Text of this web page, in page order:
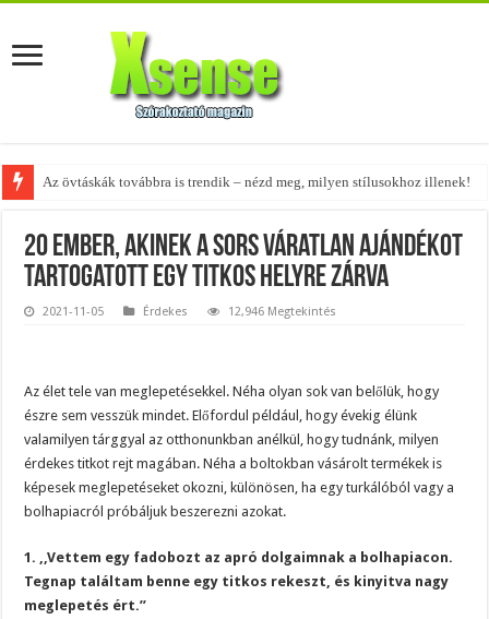
Az övtáskák továbbra is trendik – nézd meg, milyen stílusokhoz illenek!
A tökéletes táskák férfiaknak – fedezd fel az 5 legjobb fazont!
20 ember, akinek a sors váratlan ajándékot
tartogatott egy titkos helyre zárva
2021-11-05 Érdekes 12,946 Megtekintés
Az élet tele van meglepetésekkel. Néha olyan sok van belőlük, hogy
észre sem vesszük mindet. Előfordul például, hogy évekig élünk
valamilyen tárggyal az otthonunkban anélkül, hogy tudnánk, milyen
érdekes titkot rejt magában. Néha a boltokban vásárolt termékek is
képesek meglepetéseket okozni, különösen, ha egy turkálóból vagy a
bolhapiacról próbáljuk beszerezni azokat.
1. ,,Vettem egy fadobozt az apró dolgaimnak a bolhapiacon.
Tegnap találtam benne egy titkos rekeszt, és kinyitva nagy
meglepetés ért.”